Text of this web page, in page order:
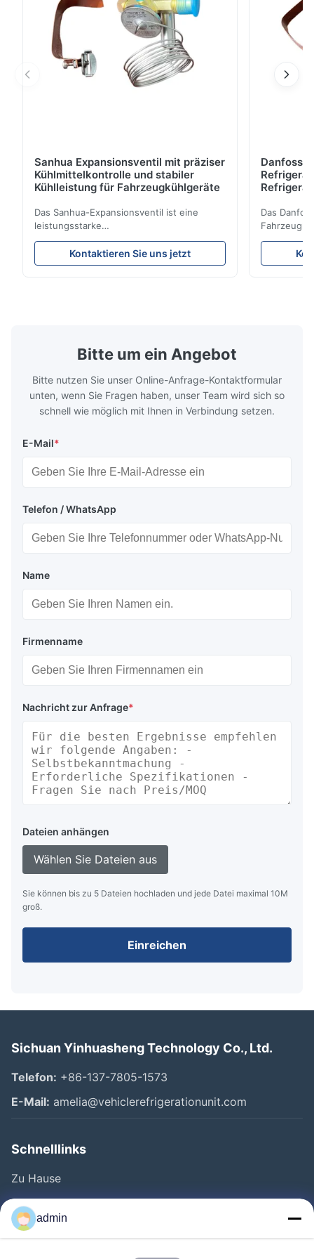
Sanhua Expansionsventil mit präziser
Kühlmittelkontrolle und stabiler
Kühlleistung für Fahrzeugkühlgeräte
Das Sanhua-Expansionsventil ist eine
leistungsstarke
Kühlsteuerungskomponente, die für LKW-
Kühleinheiten, Kühltransporter und
Kühlkettentransportsysteme entwickelt
Kontaktieren Sie uns jetzt
Danfoss
Das
eine
Bitte um ein Angebot
Bitte nutzen Sie unser Online-Anfrage-Kontaktformular
unten, wenn Sie Fragen haben, unser Team wird sich so
schnell wie möglich mit Ihnen in Verbindung setzen.
E-Mail*
Telefon / WhatsApp
Name
Firmenname
Nachricht zur Anfrage*
Dateien anhängen
Wählen Sie Dateien aus
Sie können bis zu 5 Dateien hochladen und jede Datei maximal 10M
groß.
Einreichen
Sichuan Yinhuasheng Technology Co., Ltd.
Telefon: +86-137-7805-1573
E-Mail: amelia@vehiclerefrigerationunit.com
Schnelllinks
Zu Hause
Produkte
Videos
admin